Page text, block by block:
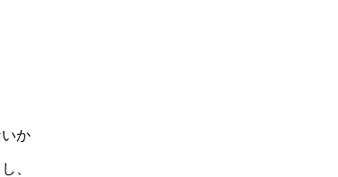
か
、